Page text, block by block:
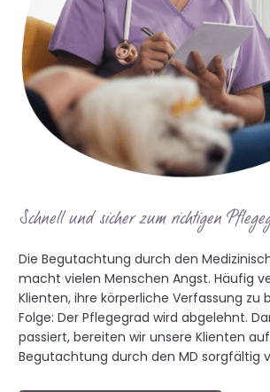
Schnell und sicher zum richtigen
Die Begutachtung durch den
macht vielen Menschen Angst. Häufig
Klienten, ihre körperliche Verfassung zu
Folge: Der Pflegegrad wird abgelehnt.
passiert, bereiten wir unsere Klienten
Begutachtung durch den MD sorgfältig